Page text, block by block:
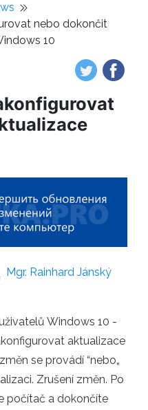
nebo dokončit
10
Mgr. Rainhard Jánský
Windows 10 -
aktualizace
se provádí “nebo„
Zrušení změn. Po
počítač a dokončíte